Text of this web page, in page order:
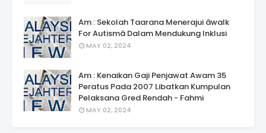
Am : Sekolah Taarana Menerajui âwalk
For Autismâ Dalam Mendukung Inklusi
MAY 02, 2024
Am : Kenaikan Gaji Penjawat Awam 35
Peratus Pada 2007 Libatkan Kumpulan
Pelaksana Gred Rendah - Fahmi
MAY 02, 2024